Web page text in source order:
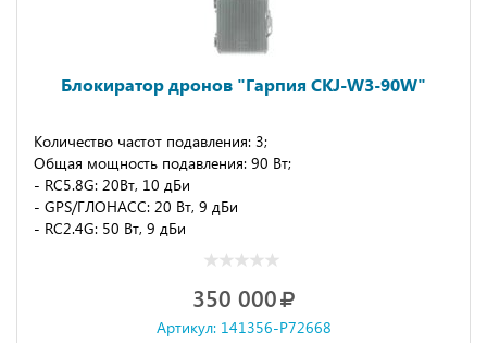
Блокиратор дронов "Гарпия CKJ-W3-90W"
Количество частот подавления: 3;
Общая мощность подавления: 90 Вт;
- RC5.8G: 20Вт, 10 дБи
- GPS/ГЛОНАСС: 20 Вт, 9 дБи
- RC2.4G: 50 Вт, 9 дБи
350 000
Артикул: 141356-P72668